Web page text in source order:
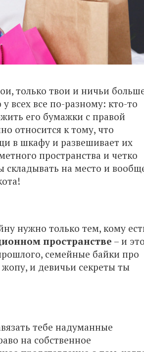
только твои и ничьи
всех все по-разному: кто-то
его бумажки с правой
относится к тому, что
в шкафу и развешивает их
пространства и четко
складывать на место и
нужно только тем, кому
пространстве – и
семейные байки про
и девичьи секреты ты
тебе надуманные
на собственное